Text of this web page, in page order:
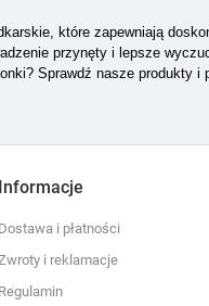
które zapewniają
przynęty i lepsze
Sprawdź nasze produkty i
Informacje
Dostawa i płatności
i reklamacje
Regulamin